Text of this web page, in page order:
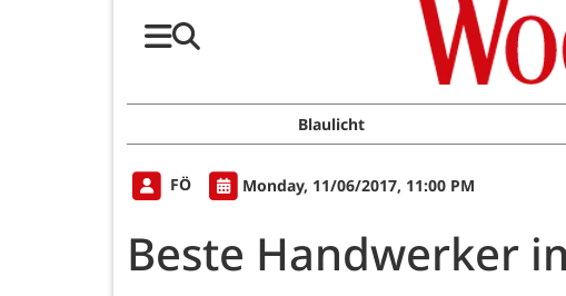
Blaulicht
FÖ Monday, 11/06/2017, 11:00 PM
Beste Handwerker